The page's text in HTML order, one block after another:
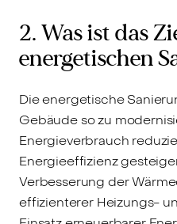
2. Was ist das
energetischen
Die energetische
Gebäude so zu
Energieverbrauch
Energieeffizienz
Verbesserung der
effizienterer Heizungs-